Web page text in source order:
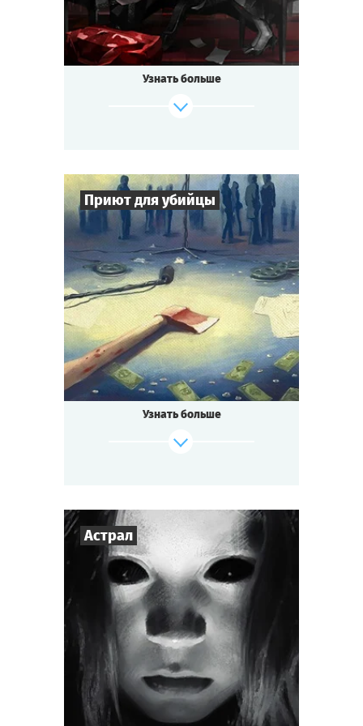
Cыграть Смотреть сценарий
Узнать больше
Приют для убийцы
Игроков 7-16
Время игры 2-3 ч.
Детектив
Тип квеста Квестория
Cыграть Смотреть сценарий
Узнать больше
Астрал
Игроков -7
Время игры 1-1,5 ч.
Тематика Мистика
Тип квеста Мини-квестория